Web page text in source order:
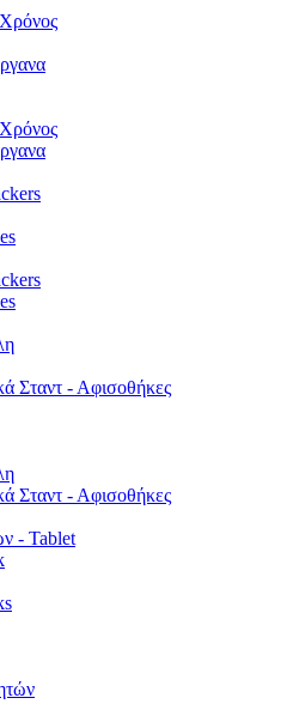
Σταντ - Αφισοθήκες
Σταντ - Αφισοθήκες
- Tablet